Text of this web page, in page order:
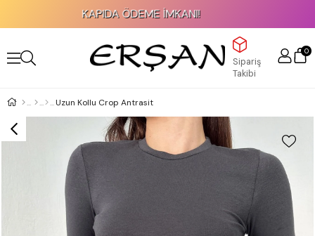
KAPIDA ÖDEME İMKANI!
Sipariş
Takibi
0
Uzun Kollu Crop Antrasit